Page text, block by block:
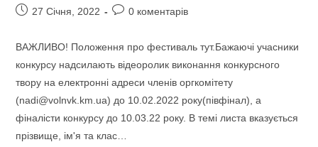
Запис27 Січня, 2022
Коментарі
0 коментарів
ВАЖЛИВО! Положення про фестиваль тут.Бажаючі учасники
конкурсу надсилають відеоролик виконання конкурсного
твору на електронні адреси членів оргкомітету
(nadi@volnvk.km.ua) до 10.02.2022 року(півфінал), а
фіналісти конкурсу до 10.03.22 року. В темі листа вказується
прізвище, ім'я та клас…